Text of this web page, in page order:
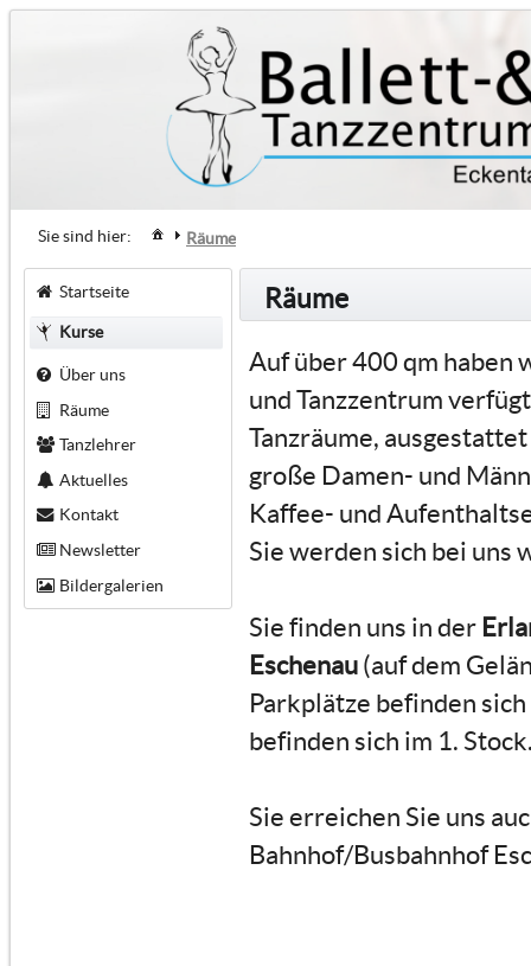
Sie sind hier: Räume
Startseite
Kurse
Über uns
Räume
Tanzlehrer
Aktuelles
Kontakt
Newsletter
Bildergalerien
Räume
Auf über 400 qm haben
und Tanzzentrum
Tanzräume,
große Damen- und
Kaffee- und
Sie werden sich bei uns
Sie finden uns in der
Eschenau (auf dem
Parkplätze befinden
befinden sich im 1.
Sie erreichen Sie uns
Bahnhof/Busbahnhof